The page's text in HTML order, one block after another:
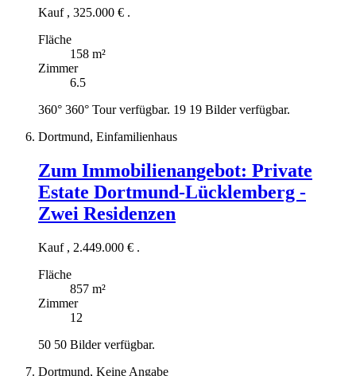
Kauf , 325.000 € .
Fläche
158 m²
Zimmer
6.5
360° 360° Tour verfügbar. 19 19 Bilder verfügbar.
Dortmund, Einfamilienhaus
Zum Immobilienangebot: Private
Estate Dortmund-Lücklemberg -
Zwei Residenzen
Kauf , 2.449.000 € .
Fläche
857 m²
Zimmer
12
50 50 Bilder verfügbar.
Dortmund, Keine Angabe